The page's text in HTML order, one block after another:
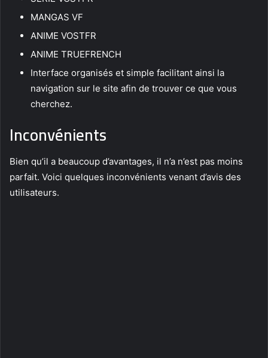
MANGAS VF
ANIME VOSTFR
ANIME TRUEFRENCH
Interface organisés et simple facilitant ainsi la
navigation sur le site afin de trouver ce que vous
cherchez.
Inconvénients
Bien qu’il a beaucoup d’avantages, il n’a n’est pas moins
parfait. Voici quelques inconvénients venant d’avis des
utilisateurs.